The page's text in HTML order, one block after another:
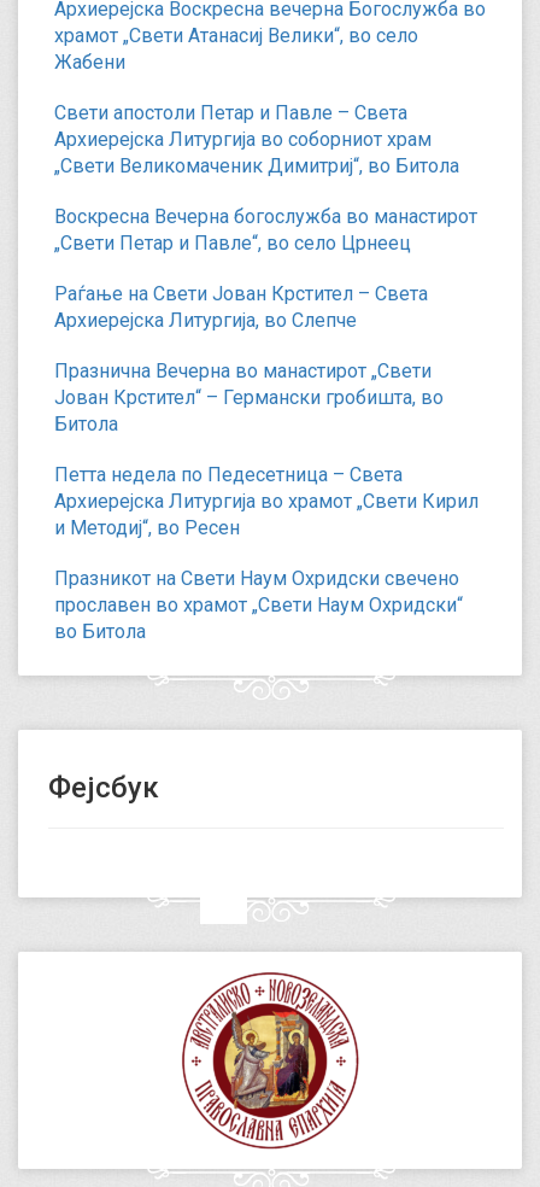
Архиерејска Воскресна вечерна Богослужба во
храмот „Свети Атанасиј Велики“, во село
Жабени
Свети апостоли Петар и Павле – Света
Архиерејска Литургија во соборниот храм
„Свети Великомаченик Димитриј“, во Битола
Воскресна Вечерна богослужба во манастирот
„Свети Петар и Павле“, во село Црнеец
Раѓање на Свети Јован Крстител – Света
Архиерејска Литургија, во Слепче
Празнична Вечерна во манастирот „Свети
Јован Крстител“ – Германски гробишта, во
Битола
Петта недела по Педесетница – Света
Архиерејска Литургија во храмот „Свети Кирил
и Методиј“, во Ресен
Празникот на Свети Наум Охридски свечено
прославен во храмот „Свети Наум Охридски“
во Битола
Фејсбук